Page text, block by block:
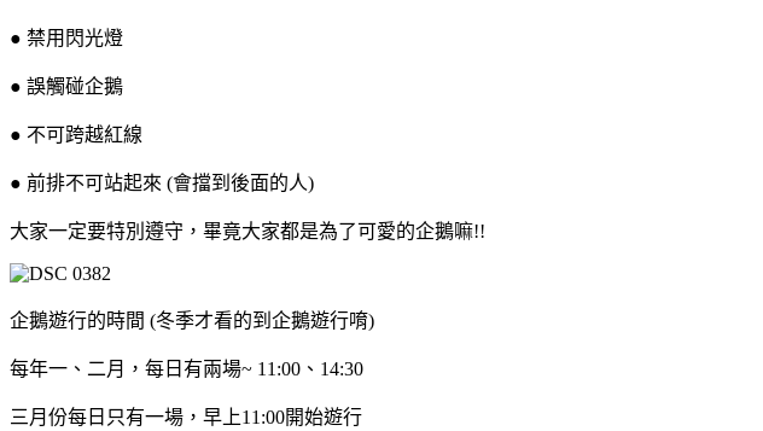
● 禁用閃光燈
● 誤觸碰企鵝
● 不可跨越紅線
● 前排不可站起來 (會擋到後面的人)
大家一定要特別遵守，畢竟大家都是為了可愛的企鵝嘛!!
企鵝遊行的時間 (冬季才看的到企鵝遊行唷)
每年一、二月，每日有兩場~ 11:00、14:30
三月份每日只有一場，早上11:00開始遊行